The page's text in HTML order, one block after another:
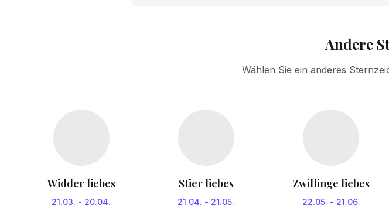
Andere
Wählen Sie ein anderes
Widder liebes
21.03. - 20.04.
Stier liebes
21.04. - 21.05.
Zwillinge liebes
22.05. - 21.06.